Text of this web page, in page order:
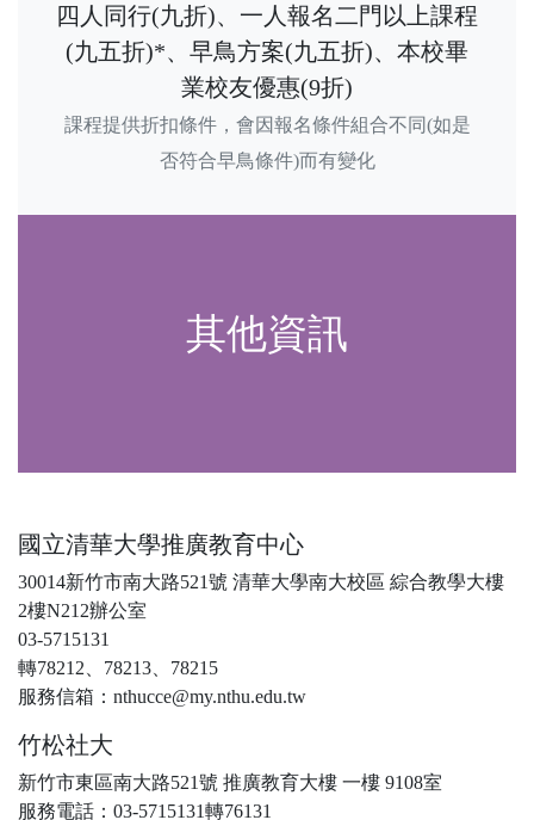
四人同行(九折)、一人報名二門以上課程
(九五折)*、早鳥方案(九五折)、本校畢
業校友優惠(9折)
課程提供折扣條件，會因報名條件組合不同(如是
否符合早鳥條件)而有變化
其他資訊
國立清華大學推廣教育中心
30014新竹市南大路521號 清華大學南大校區 綜合教學大樓
2樓N212辦公室
03-5715131
轉78212、78213、78215
服務信箱：nthucce@my.nthu.edu.tw
竹松社大
新竹市東區南大路521號 推廣教育大樓 一樓 9108室
服務電話：03-5715131轉76131